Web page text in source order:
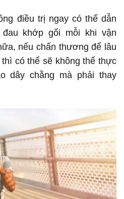
điều trị ngay có thể dẫn
khớp gối mỗi khi vận
nếu chấn thương để lâu
có thể sẽ không thể thực
dây chằng mà phải thay